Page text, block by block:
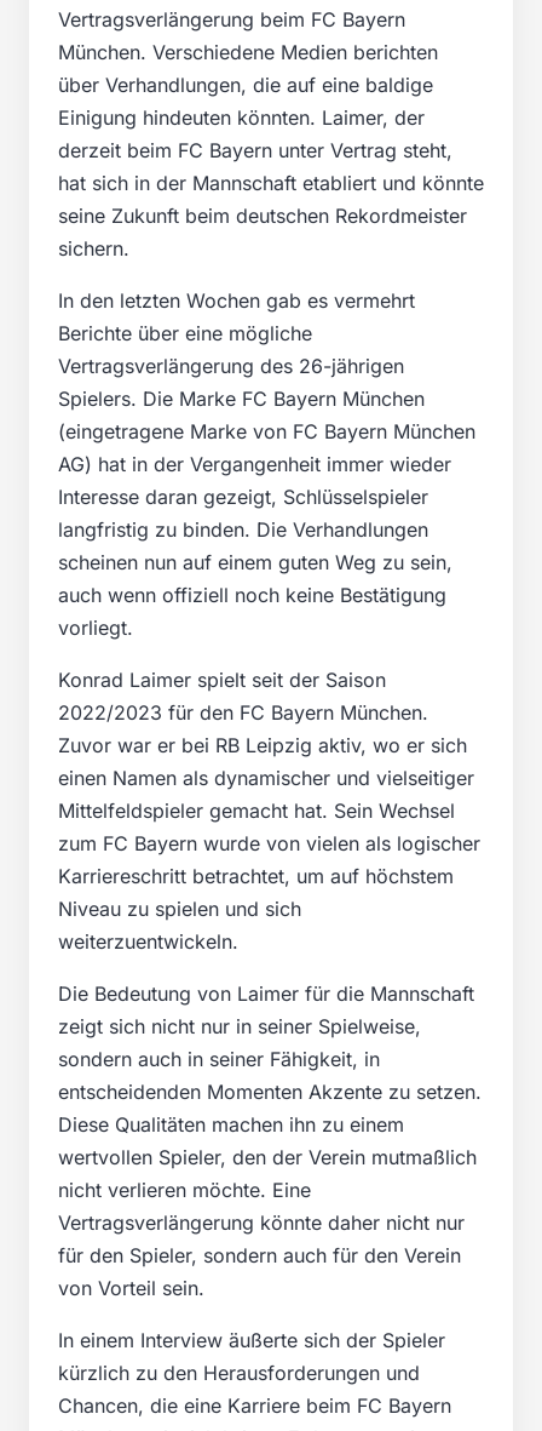
Vertragsverlängerung beim FC Bayern
München. Verschiedene Medien berichten
über Verhandlungen, die auf eine baldige
Einigung hindeuten könnten. Laimer, der
derzeit beim FC Bayern unter Vertrag steht,
hat sich in der Mannschaft etabliert und könnte
seine Zukunft beim deutschen Rekordmeister
sichern.
In den letzten Wochen gab es vermehrt
Berichte über eine mögliche
Vertragsverlängerung des 26-jährigen
Spielers. Die Marke FC Bayern München
(eingetragene Marke von FC Bayern München
AG) hat in der Vergangenheit immer wieder
Interesse daran gezeigt, Schlüsselspieler
langfristig zu binden. Die Verhandlungen
scheinen nun auf einem guten Weg zu sein,
auch wenn offiziell noch keine Bestätigung
vorliegt.
Konrad Laimer spielt seit der Saison
2022/2023 für den FC Bayern München.
Zuvor war er bei RB Leipzig aktiv, wo er sich
einen Namen als dynamischer und vielseitiger
Mittelfeldspieler gemacht hat. Sein Wechsel
zum FC Bayern wurde von vielen als logischer
Karriereschritt betrachtet, um auf höchstem
Niveau zu spielen und sich
weiterzuentwickeln.
Die Bedeutung von Laimer für die Mannschaft
zeigt sich nicht nur in seiner Spielweise,
sondern auch in seiner Fähigkeit, in
entscheidenden Momenten Akzente zu setzen.
Diese Qualitäten machen ihn zu einem
wertvollen Spieler, den der Verein mutmaßlich
nicht verlieren möchte. Eine
Vertragsverlängerung könnte daher nicht nur
für den Spieler, sondern auch für den Verein
von Vorteil sein.
In einem Interview äußerte sich der Spieler
kürzlich zu den Herausforderungen und
Chancen, die eine Karriere beim FC Bayern